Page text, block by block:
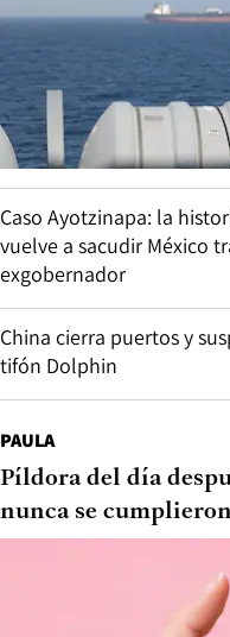
Caso Ayotzinapa: la
vuelve a sacudir México
exgobernador
China cierra puertos y
tifón Dolphin
PAULA
Píldora del día
nunca se